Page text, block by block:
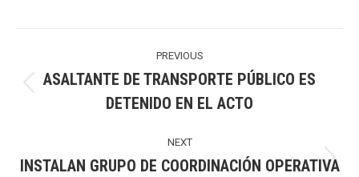
PREVIOUS
post:
ASALTANTE DE TRANSPORTE PÚBLICO ES
DETENIDO EN EL ACTO
NEXT
Next
INSTALAN GRUPO DE COORDINACIÓN OPERATIVA